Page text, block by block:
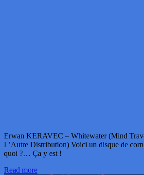
Erwan KERAVEC – Whitewater (Mind
L’Autre Distribution) Voici un disque de
quoi ?… Ça y est !
Read more